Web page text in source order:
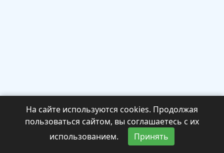
На сайте используются cookies. Продолжая
пользоваться сайтом, вы соглашаетесь с их
использованием.
Принять